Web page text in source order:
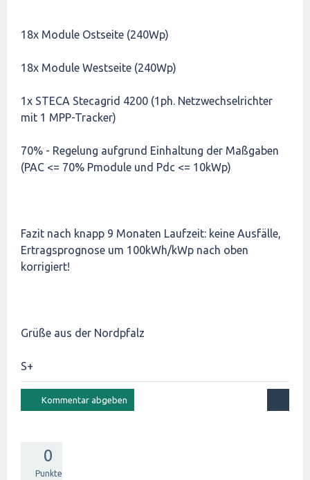
18x Module Ostseite (240Wp)
18x Module Westseite (240Wp)
1x STECA Stecagrid 4200 (1ph. Netzwechselrichter
mit 1 MPP-Tracker)
70% - Regelung aufgrund Einhaltung der Maßgaben
(PAC <= 70% Pmodule und Pdc <= 10kWp)
Fazit nach knapp 9 Monaten Laufzeit: keine Ausfälle,
Ertragsprognose um 100kWh/kWp nach oben
korrigiert!
Grüße aus der Nordpfalz
S+
0
Punkte